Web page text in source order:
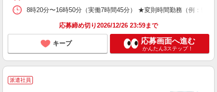
8時20分〜16時50分（実働7時間45分） ★変則時間勤務（例：9時
応募締め切り2026/12/26 23:59まで
キープ 応募画面へ進む
かんたん3ステップ！
派遣社員